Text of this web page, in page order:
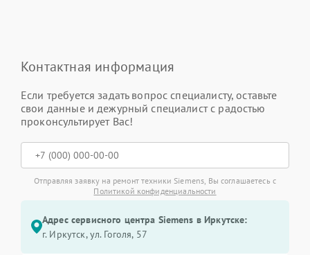
Контактная информация
Если требуется задать вопрос специалисту, оставьте
свои данные и дежурный специалист с радостью
проконсультирует Вас!
Отправляя заявку на ремонт техники Siemens, Вы соглашаетесь с
Политикой конфиденциальности
Адрес сервисного центра Siemens в Иркутске:
г. Иркутск, ул. ​Гоголя, 57